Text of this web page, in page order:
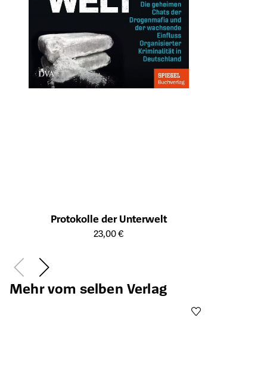
Protokolle der Unterwelt
Öffnet die Detailseite des Produkts
23,00 €
Mehr vom selben Verlag